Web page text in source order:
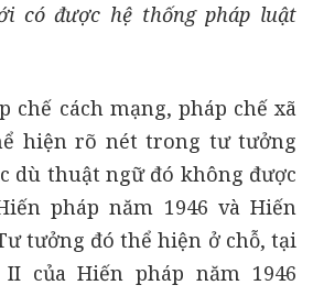
có được hệ thống pháp luật
chế cách mạng, pháp chế xã
hiện rõ nét trong tư tưởng
dù thuật ngữ đó không được
pháp năm 1946 và Hiến
tưởng đó thể hiện ở chỗ, tại
của Hiến pháp năm 1946